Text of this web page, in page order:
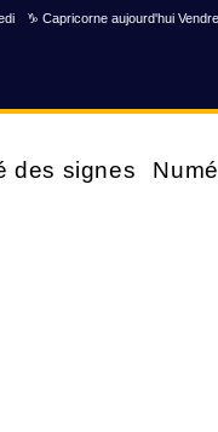
♑ Capricorne aujourd'hui
des signes